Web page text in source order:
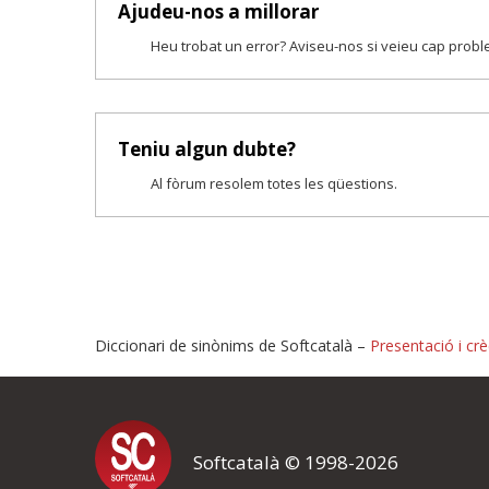
Ajudeu-nos a millorar
Heu trobat un error? Aviseu-nos si veieu cap
Teniu algun dubte?
Al fòrum resolem totes les qüestions.
Proposeu-nos millores
Si heu trobat un error o voleu proposar alguna millora, ompliu els
Diccionari de sinònims de Softcatalà – Presentació i
Softcatalà © 1998-2026